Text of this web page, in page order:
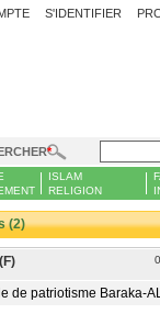
S'IDENTIFIER
ISLAM
RELIGION
(2)
de patriotisme Baraka-